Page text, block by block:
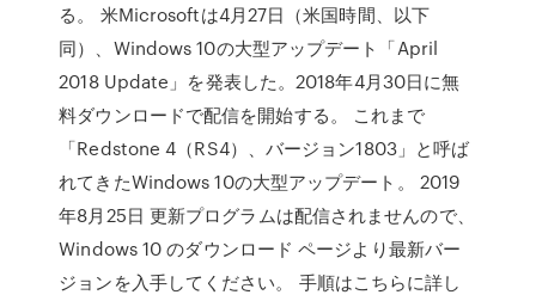
る。 米Microsoftは4月27日（米国時間、以下
同）、Windows 10の大型アップデート「April
2018 Update」を発表した。2018年4月30日に無
料ダウンロードで配信を開始する。 これまで
「Redstone 4（RS4）、バージョン1803」と呼ば
れてきたWindows 10の大型アップデート。 2019
年8月25日 更新プログラムは配信されませんので、
Windows 10 のダウンロード ページより最新バー
ジョンを入手してください。 手順はこちらに詳し